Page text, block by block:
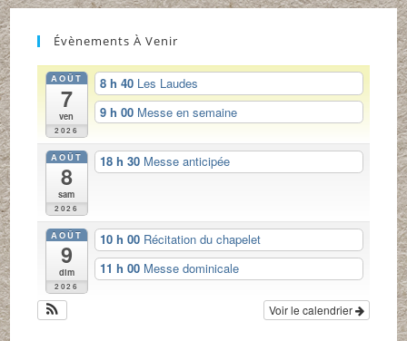
Évènements À Venir
AOÛT
7
ven
2026
8 h 40 Les Laudes
9 h 00 Messe en semaine
AOÛT
8
sam
2026
18 h 30 Messe anticipée
AOÛT
9
dim
2026
10 h 00 Récitation du chapelet
11 h 00 Messe dominicale
Voir le calendrier